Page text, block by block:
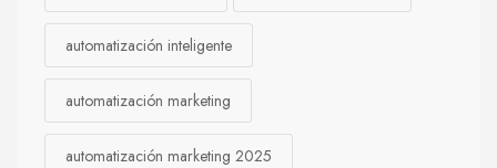
automatización inteligente
automatización marketing
automatización marketing 2025